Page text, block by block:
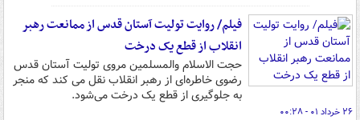
فیلم/ روایت تولیت آستان قدس از ممانعت رهبر
انقلاب از قطع یک درخت
حجت الاسلام والمسلمین مروی تولیت آستان قدس
رضوی خاطره‌ای از رهبر انقلاب نقل می کند که منجر
به جلوگیری از قطع یک درخت می‌شود.
۲۶ خرداد ۰۱ - ۰۰:۲۸